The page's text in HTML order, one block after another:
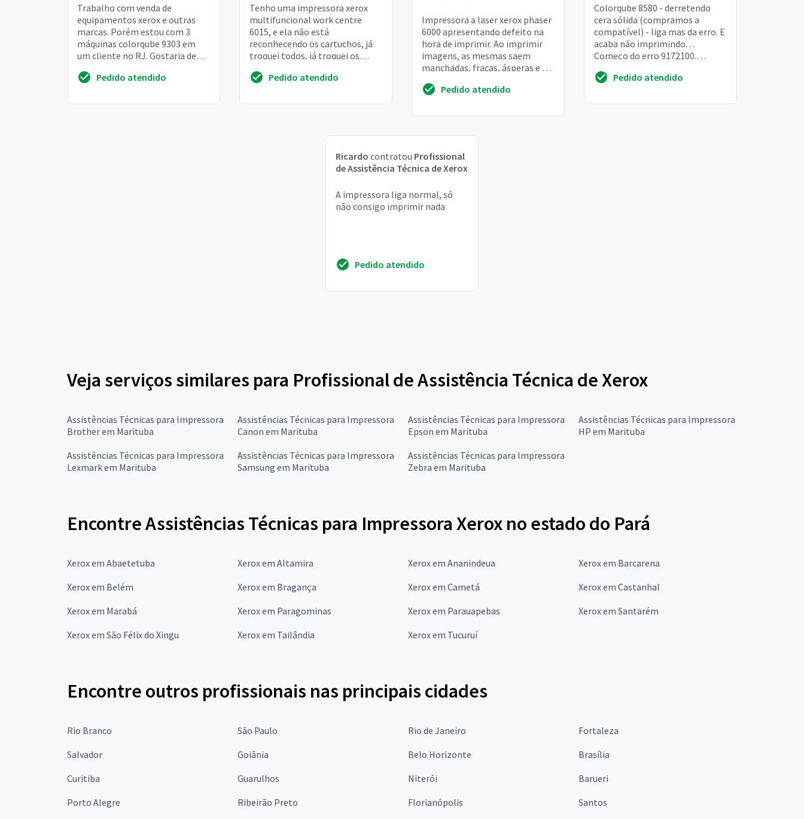
Trabalho com venda de
equipamentos xerox e outras
marcas. Porém estou com 3
máquinas colorqube 9303 em
um cliente no RJ. Gostaria de
Pedido atendido
Tenho uma impressora xerox
multifuncional work centre
6015, e ela não está
reconhecendo os cartuchos, já
troquei todos, já troquei os
preciso urgente, pois tr...
Pedido atendido
Impressora a laser xerox phaser
6000 apresentando defeito na
hora de imprimir. Ao imprimir
imagens, as mesmas saem
manchadas, fracas, ásperas e a
manchada. Ao imprimir...
Pedido atendido
Colorqube 8580 - derretendo
cera sólida (compramos a
compatível) - liga mas da erro. E
acaba não imprimindo. . .
Começo do erro 9172100.
uso) Pedido atendido
Ricardo contratou Profissional
de Assistência Técnica de Xerox
A impressora liga normal, só
não consigo imprimir nada
Pedido atendido
Veja serviços similares para Profissional de Assistência Técnica de Xerox
Assistências Técnicas para Impressora
Brother em Marituba
Assistências Técnicas para Impressora
Canon em Marituba
Assistências Técnicas para Impressora
Epson em Marituba
Assistências Técnicas para Impressora
HP em Marituba
Assistências Técnicas para Impressora
Lexmark em Marituba
Assistências Técnicas para Impressora
Samsung em Marituba
Assistências Técnicas para Impressora
Zebra em Marituba
Encontre Assistências Técnicas para Impressora Xerox no estado do Pará
Xerox em Abaetetuba Xerox em Altamira Xerox em Ananindeua
Xerox em Barcarena
Xerox em Belém
Xerox em Bragança Xerox em Cametá
Xerox em Castanhal
Xerox em Marabá
Xerox em Paragominas Xerox em Parauapebas
Xerox em Santarém
Xerox em São Félix do Xingu
Xerox em Tailândia Xerox em Tucuruí
Encontre outros profissionais nas principais cidades
Rio Branco São Paulo Rio de Janeiro
Fortaleza
Salvador
Goiânia Belo Horizonte
Brasília
Curitiba
Guarulhos Niterói
Barueri
Porto Alegre
Ribeirão Preto Florianópolis Santos